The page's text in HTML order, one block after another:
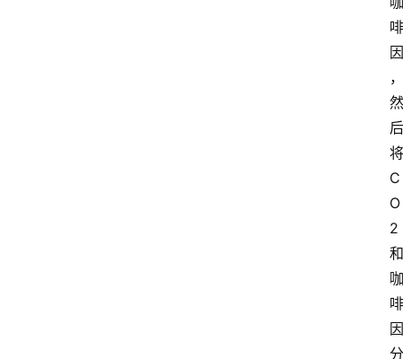
啡
因
，
然
后
将
C
O
2
和
咖
啡
因
分